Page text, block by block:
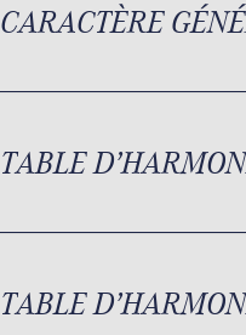
CARACTÈRE
TABLE
TABLE